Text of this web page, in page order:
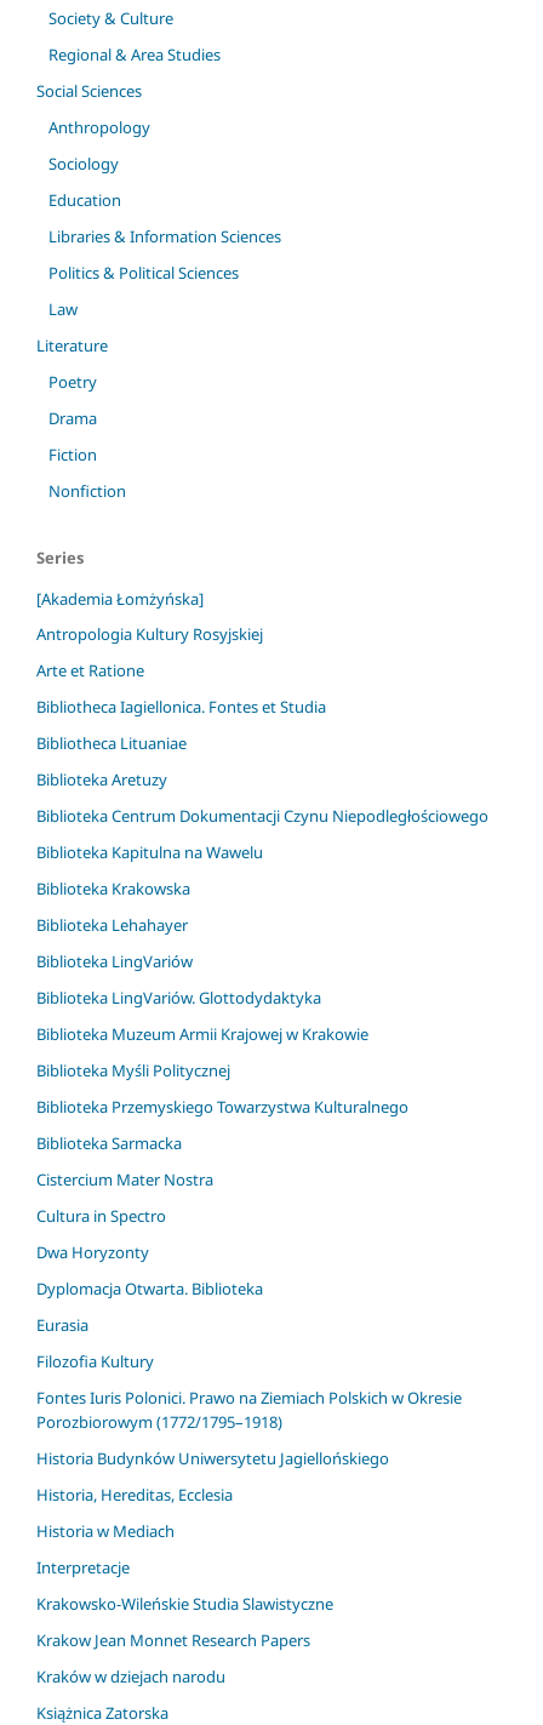
Society & Culture
Regional & Area Studies
Social Sciences
Anthropology
Sociology
Education
Libraries & Information Sciences
Politics & Political Sciences
Law
Literature
Poetry
Drama
Fiction
Nonfiction
Series
[Akademia Łomżyńska]
Antropologia Kultury Rosyjskiej
Arte et Ratione
Bibliotheca Iagiellonica. Fontes et Studia
Bibliotheca Lituaniae
Biblioteka Aretuzy
Biblioteka Centrum Dokumentacji Czynu Niepodległościowego
Biblioteka Kapitulna na Wawelu
Biblioteka Krakowska
Biblioteka Lehahayer
Biblioteka LingVariów
Biblioteka LingVariów. Glottodydaktyka
Biblioteka Muzeum Armii Krajowej w Krakowie
Biblioteka Myśli Politycznej
Biblioteka Przemyskiego Towarzystwa Kulturalnego
Biblioteka Sarmacka
Cistercium Mater Nostra
Cultura in Spectro
Dwa Horyzonty
Dyplomacja Otwarta. Biblioteka
Eurasia
Filozofia Kultury
Fontes Iuris Polonici. Prawo na Ziemiach Polskich w Okresie
Porozbiorowym (1772/1795–1918)
Historia Budynków Uniwersytetu Jagiellońskiego
Historia, Hereditas, Ecclesia
Historia w Mediach
Interpretacje
Krakowsko-Wileńskie Studia Slawistyczne
Krakow Jean Monnet Research Papers
Kraków w dziejach narodu
Książnica Zatorska